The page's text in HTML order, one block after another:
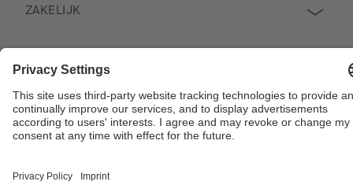
ZAKELIJK
Contact
Copyright © 2026 Poggenpohl. Alle rechten voorbehouden